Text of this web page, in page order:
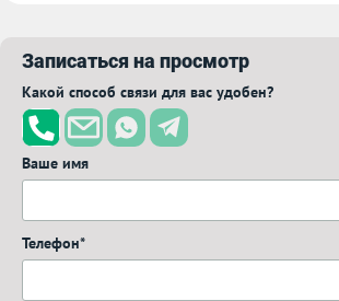
Записаться на просмотр
Какой способ связи для вас удобен?
Ваше имя
Телефон*